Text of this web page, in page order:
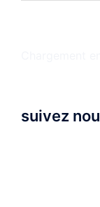
suivez